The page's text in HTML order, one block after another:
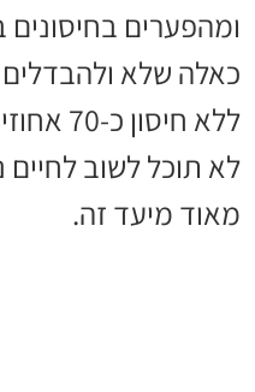
ומהפערים בחיסונים
כאלה שלא ולהבדלים
ללא
לא תוכל לשוב לחיים
מאוד מיעד זה.